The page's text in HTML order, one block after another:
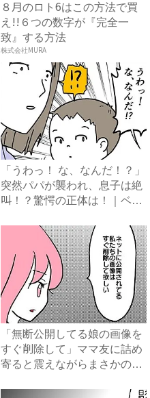
８月のロト6はこの方法で買
え!!６つの数字が『完全一
致』する方法
株式会社MURA
「うわっ！ な、なんだ！？」
突然パパが襲われ、息子は絶
叫！？驚愕の正体は！｜ベ
「無断公開してる娘の画像を
すぐ削除して」ママ友に詰め
寄ると震えながらまさかの…